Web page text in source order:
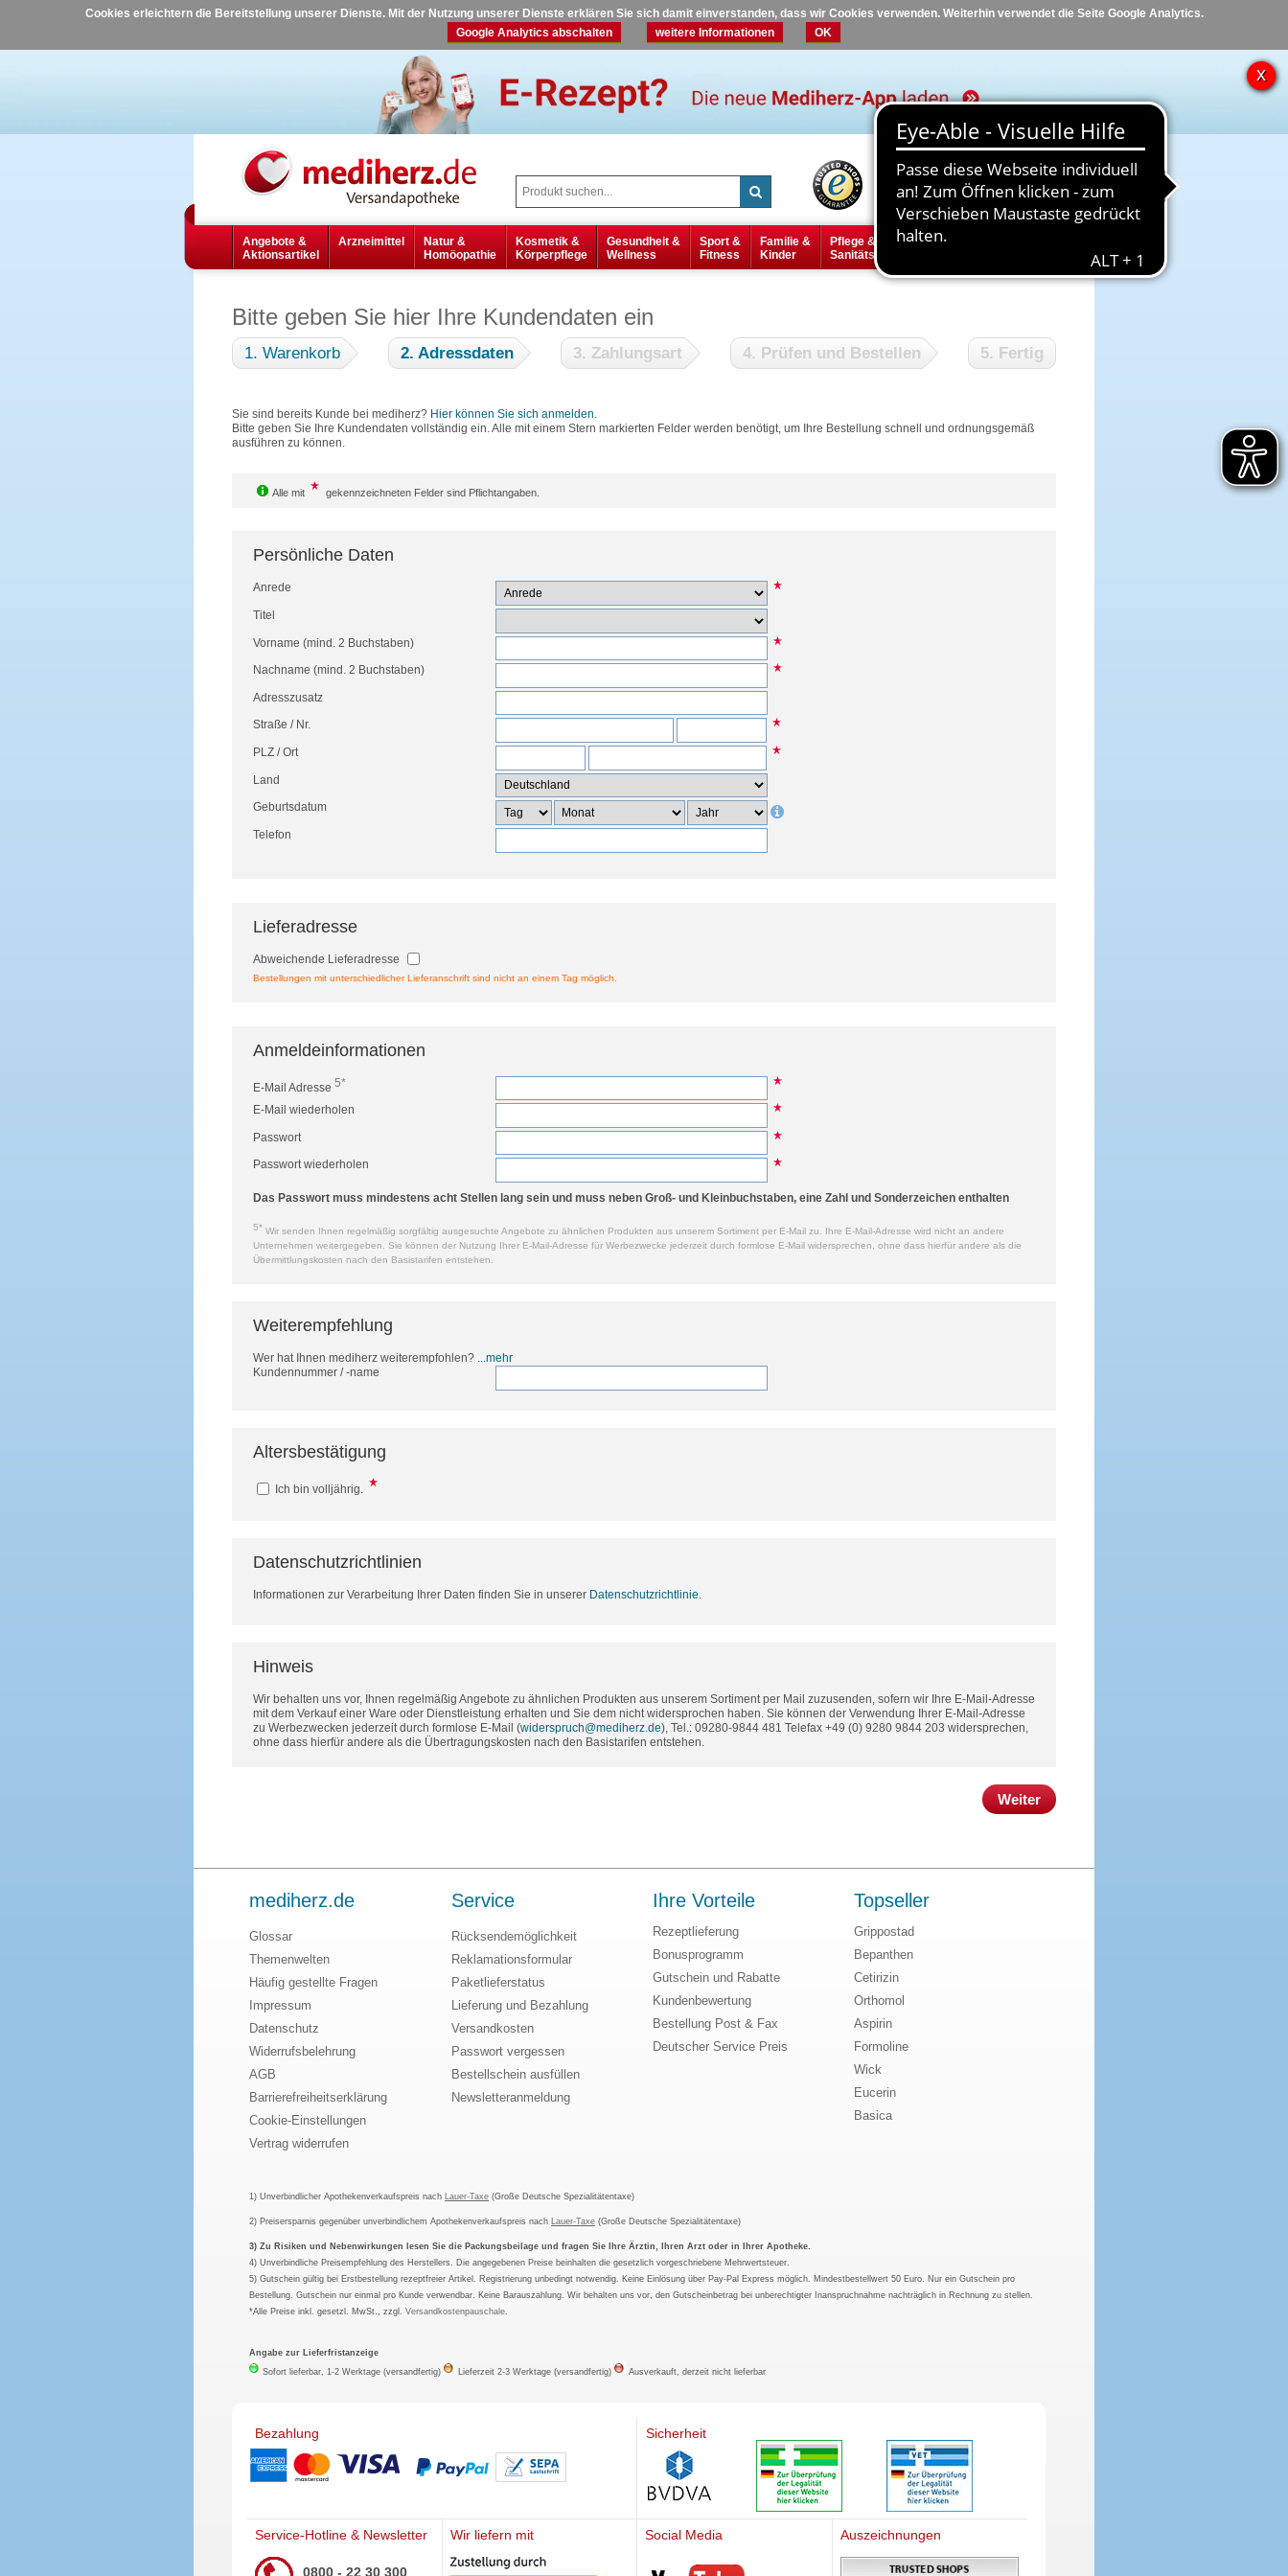
Cookies erleichtern die Bereitstellung unserer Dienste. Mit der Nutzung unserer Dienste erklären Sie sich damit einverstanden, dass wir Cookies verwenden. Weiterhin verwendet die Seite Google Analytics.
Google Analytics abschalten
weitere Informationen OK
Hilfe Kontakt
Angebote &
Aktionsartikel
Arzneimittel
Natur &
Homöopathie
Kosmetik &
Körperpflege
Gesundheit &
Wellness
Sport &
Fitness
Familie &
Kinder
Pflege &
Sanitätsbedarf
Diabetes
Bitte geben Sie hier Ihre Kundendaten ein
1. Warenkorb 2. Adressdaten 3. Zahlungsart 4. Prüfen und Bestellen 5. Fertig
Sie sind bereits Kunde bei mediherz? Hier können Sie sich anmelden.
Bitte geben Sie Ihre Kundendaten vollständig ein. Alle mit einem Stern markierten Felder werden benötigt, um Ihre Bestellung schnell und ordnungsgemäß
ausführen zu können.
Alle mit gekennzeichneten Felder sind Pflichtangaben.
Persönliche Daten
Anrede
Titel
Vorname (mind. 2 Buchstaben)
Nachname (mind. 2 Buchstaben)
Adresszusatz
Straße / Nr.
PLZ/Ort
Land
Geburtsdatum
Telefon
Lieferadresse
Abweichende Lieferadresse
Bestellungen mit unterschiedlicher Lieferanschrift sind nicht an einem Tag möglich.
Anmeldeinformationen
E-Mail Adresse 5*
E-Mail wiederholen
Passwort
Passwort wiederholen
Das Passwort muss mindestens acht Stellen lang sein und muss neben Groß- und Kleinbuchstaben, eine Zahl und Sonderzeichen enthalten
5* Wir senden Ihnen regelmäßig sorgfältig ausgesuchte Angebote zu ähnlichen Produkten aus unserem Sortiment per E-Mail zu. Ihre E-Mail-Adresse wird nicht an andere
Unternehmen weitergegeben. Sie können der Nutzung Ihrer E-Mail-Adresse für Werbezwecke jederzeit durch formlose E-Mail widersprechen, ohne dass hierfür andere als die
Übermittlungskosten nach den Basistarifen entstehen.
Weiterempfehlung
Wer hat Ihnen mediherz weiterempfohlen? ...mehr
Kundennummer / -name
Altersbestätigung
Ich bin volljährig.
Datenschutzrichtlinien
Informationen zur Verarbeitung Ihrer Daten finden Sie in unserer Datenschutzrichtlinie
Hinweis
Wir behalten uns vor, Ihnen regelmäßig Angebote zu ähnlichen Produkten aus unserem Sortiment per Mail zuzusenden, sofern wir Ihre E-Mail-Adresse
mit dem Verkauf einer Ware oder Dienstleistung erhalten und Sie dem nicht widersprochen haben. Sie können der Verwendung Ihrer E-Mail-Adresse
zu Werbezwecken jederzeit durch formlose E-Mail (widerspruch@mediherz.de), Tel.: 09280-9844 481 Telefax +49 (0) 9280 9844 203 widersprechen,
ohne dass hierfür andere als die Übertragungskosten nach den Basistarifen entstehen.
Weiter
mediherz.de
Glossar
Themenwelten
Häufig gestellte Fragen
Impressum
Datenschutz
Widerrufsbelehrung
AGB
Barrierefreiheitserklärung
Cookie-Einstellungen
Vertrag widerrufen
Service
Rücksendemöglichkeit
Reklamationsformular
Paketlieferstatus
Lieferung und Bezahlung
Versandkosten
Passwort vergessen
Bestellschein ausfüllen
Newsletteranmeldung
Ihre Vorteile
Rezeptlieferung
Bonusprogramm
Gutschein und Rabatte
Kundenbewertung
Bestellung Post & Fax
Deutscher Service Preis
Topseller
Grippostad
Bepanthen
Cetirizin
Orthomol
Aspirin
Formoline
Wick
Eucerin
Basica
1) Unverbindlicher Apothekenverkaufspreis nach Lauer-Taxe (Große Deutsche Spezialitätentaxe)
2) Preisersparnis gegenüber unverbindlichem Apothekenverkaufspreis nach Lauer-Taxe (Große Deutsche Spezialitätentaxe)
3) Zu Risiken und Nebenwirkungen lesen Sie die Packungsbeilage und fragen Sie Ihre Ärztin, Ihren Arzt oder in Ihrer Apotheke.
4) Unverbindliche Preisempfehlung des Herstellers. Die angegebenen Preise beinhalten die gesetzlich vorgeschriebene Mehrwertsteuer.
5) Gutschein gültig bei Erstbestellung rezeptfreier Artikel. Registrierung unbedingt notwendig. Keine Einlösung über Pay-Pal Express möglich. Mindestbestellwert 50 Euro. Nur ein Gutschein pro
Bestellung. Gutschein nur einmal pro Kunde verwendbar. Keine Barauszahlung. Wir behalten uns vor, den Gutscheinbetrag bei unberechtigter Inanspruchnahme nachträglich in Rechnung zu stellen.
*Alle Preise inkl. gesetzl. MwSt., zzgl.Versandkostenpauschale
Angabe zur Lieferfristanzeige
Sofort lieferbar, 1-2 Werktage (versandfertig)
Lieferzeit 2-3 Werktage (versandfertig) Ausverkauft, derzeit nicht lieferbar
Bezahlung Sicherheit
Service-Hotline & Newsletter
0800 - 22 30 300
Wir liefern mit Social Media
Mediherz
Auszeichnungen